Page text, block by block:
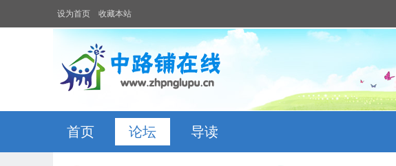
设为首页 收藏本站
首页 论坛 导读